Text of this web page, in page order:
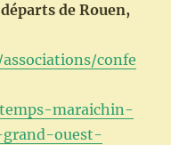
de Rouen,
confe
maraichin-
ouest-